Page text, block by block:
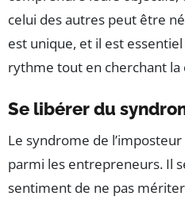
celui des autres peut être
est unique, et il est
rythme tout en cherchant la
Se libérer du
Le syndrome de
parmi les entrepreneurs. Il
sentiment de ne pas mériter